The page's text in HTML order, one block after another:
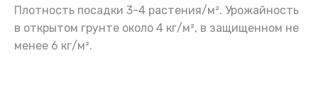
Плотность посадки 3-4 растения/м². Урожайность
в открытом грунте около 4 кг/м², в защищенном не
менее 6 кг/м².